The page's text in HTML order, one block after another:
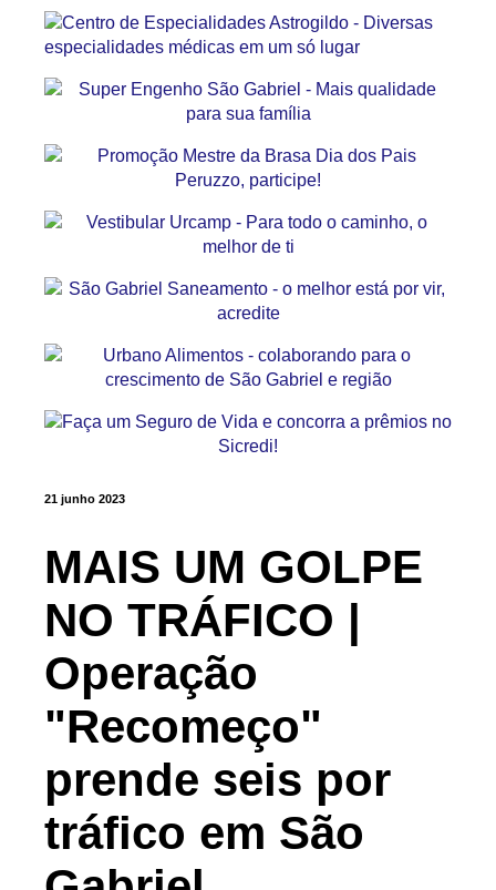
21 junho 2023
MAIS UM GOLPE
NO TRÁFICO |
Operação
"Recomeço"
prende seis por
tráfico em São